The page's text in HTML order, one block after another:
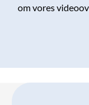
om vores